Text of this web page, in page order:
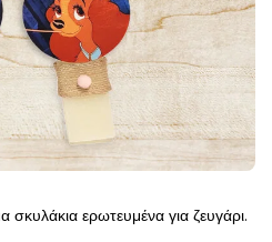
ερωτευμένα για ζευγάρι.